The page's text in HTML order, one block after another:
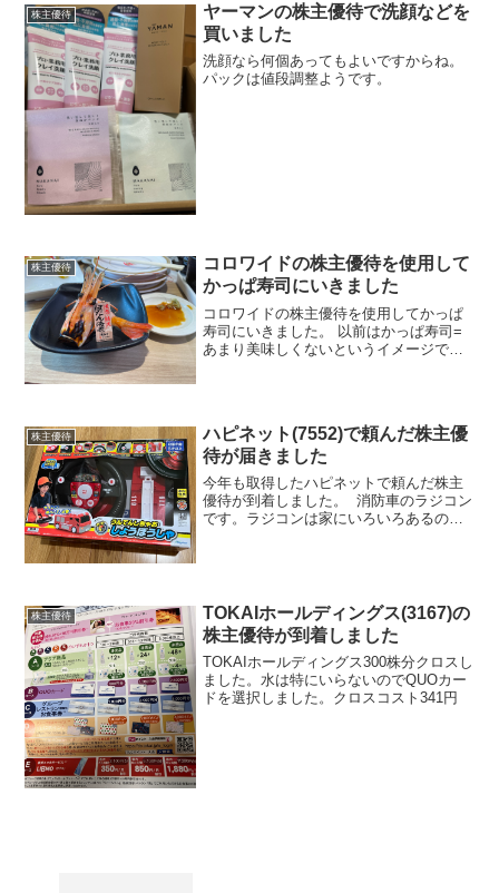
株主優待
ヤーマンの株主優待で洗顔などを
買いました
洗顔なら何個あってもよいですからね。
パックは値段調整ようです。
株主優待
コロワイドの株主優待を使用して
かっぱ寿司にいきました
コロワイドの株主優待を使用してかっぱ
寿司にいきました。 以前はかっぱ寿司=
あまり美味しくないというイメージでし
株主優待
ハピネット(7552)で頼んだ株主優
待が届きました
今年も取得したハピネットで頼んだ株主
優待が到着しました。 消防車のラジコン
です。ラジコンは家にいろいろあるので
株主優待
TOKAIホールディングス(3167)の
株主優待が到着しました
TOKAIホールディングス300株分クロスし
ました。水は特にいらないのでQUOカー
ドを選択しました。クロスコスト341円